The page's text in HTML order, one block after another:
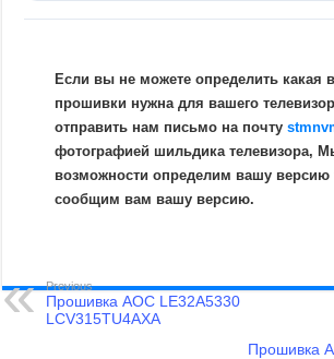
Если вы не можете определить какая
прошивки нужна для вашего
отправить нам письмо на почту
фотографией шильдика телевизора,
возможности определим вашу версию
сообщим вам вашу версию.
Previous
Прошивка AOC LE32A5330
LCV315TU4AXA
Прошивка